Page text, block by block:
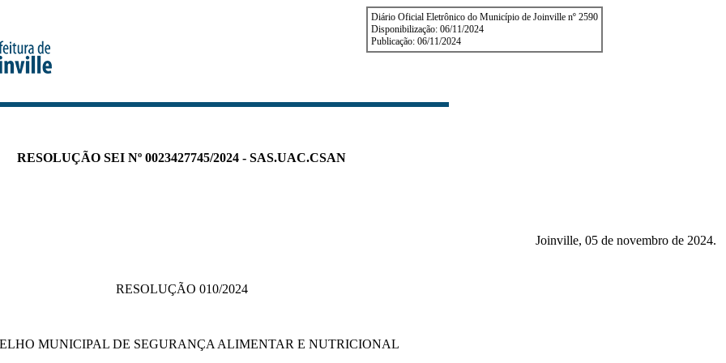
Diário Oficial Eletrônico do Município de Joinville nº 2590
Disponibilização: 06/11/2024
Publicação: 06/11/2024
RESOLUÇÃO SEI Nº 0023427745/2024 - SAS.UAC.CSAN
Joinville, 05 de novembro de 2024.
RESOLUÇÃO 010/2024
MUNICIPAL DE SEGURANÇA ALIMENTAR E NUTRICIONAL